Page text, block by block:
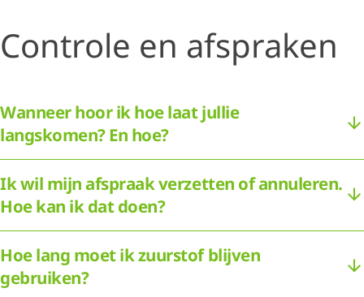
Controle en afspraken
Wanneer hoor ik hoe laat jullie
langskomen? En hoe?
Ik wil mijn afspraak verzetten of annuleren.
Hoe kan ik dat doen?
Hoe lang moet ik zuurstof blijven
gebruiken?